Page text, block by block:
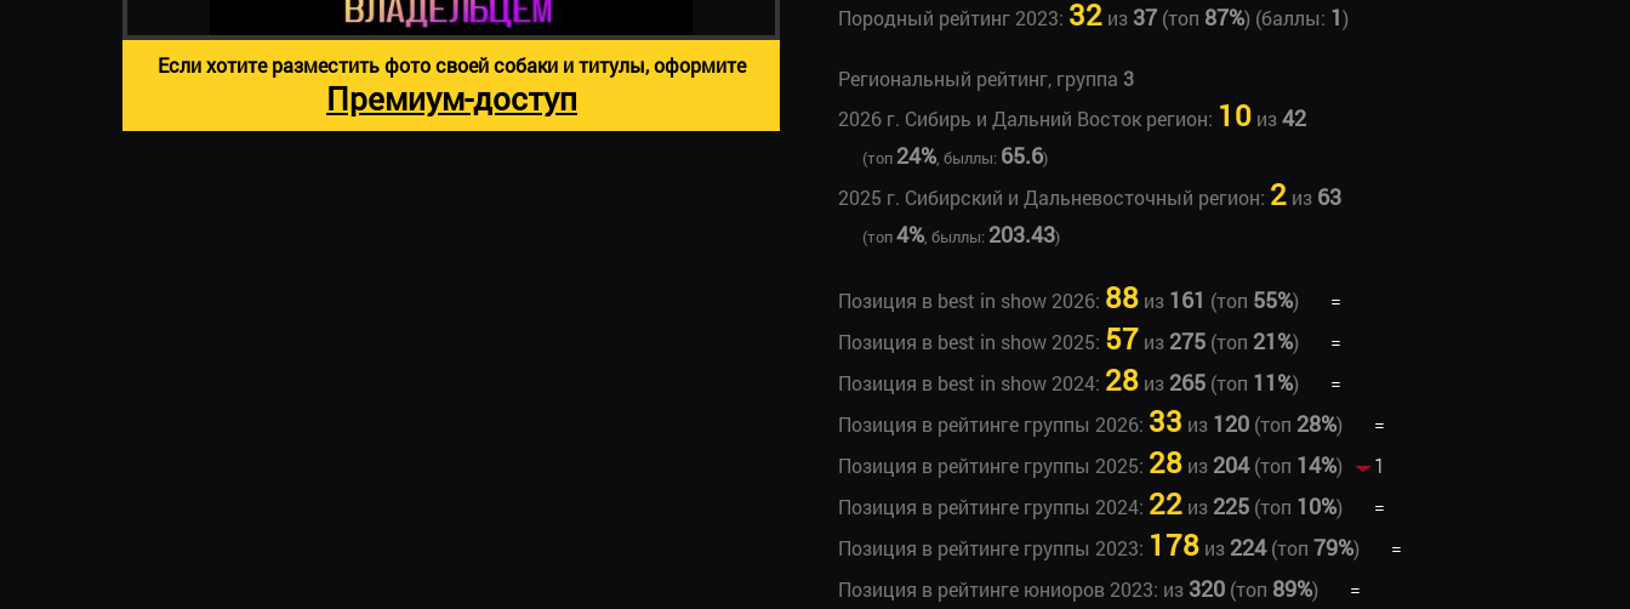
Породный рейтинг 2023: 32из 37(топ 87%) (баллы: 1)
Региональный рейтинг, группа 3
2026 г. Сибирь и Дальний Восток регион: 10из42
(топ 24%, быллы: 65.6)
2025 г. Сибирский и Дальневосточный регион: 2из 63
(топ4%, быллы: 203.43)
Позиция в best in show 2026: 88из 161 (топ 55%)
=
Позиция в best in show 2025: 57 из 275(топ 21%)
=
Позиция в best in show 2024: 28из 265(топ 11%)
=
Позиция в рейтинге группы 2026: 33 из 120(топ 28%)
=
Позиция в рейтинге группы 2025: 28из 204(топ 14%)
1
Позиция в рейтинге группы 2024: 22из 225(топ 10%)
=
Позиция в рейтинге группы 2023: 178из 224(топ 79%)
=
Позиция в рейтинге юниоров 2023: из 320(топ 89%)
=
Если хотите разместить фото своей собаки и титулы, оформите
Премиум-доступ